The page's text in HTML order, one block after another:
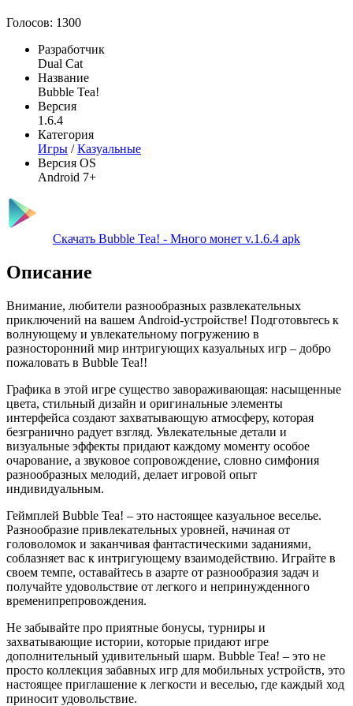
Голосов: 1300
Разработчик
Dual Cat
Название
Bubble Tea!
Версия
1.6.4
Категория
Игры /Казуальные
Версия OS
Android 7+
Скачать Bubble Tea! - Много монет v.1.6.4 apk
Описание
Внимание, любители разнообразных развлекательных
приключений на вашем Android-устройстве! Подготовьтесь к
волнующему и увлекательному погружению в
разносторонний мир интригующих казуальных игр – добро
пожаловать в Bubble Tea!!
Графика в этой игре существо завораживающая: насыщенные
цвета, стильный дизайн и оригинальные элементы
интерфейса создают захватывающую атмосферу, которая
безгранично радует взгляд. Увлекательные детали и
визуальные эффекты придают каждому моменту особое
очарование, а звуковое сопровождение, словно симфония
разнообразных мелодий, делает игровой опыт
индивидуальным.
Геймплей Bubble Tea! – это настоящее казуальное веселье.
Разнообразие привлекательных уровней, начиная от
головоломок и заканчивая фантастическими заданиями,
соблазняет вас к интригующему взаимодействию. Играйте в
своем темпе, оставайтесь в азарте от разнообразия задач и
получайте удовольствие от легкого и непринужденного
временипрепровождения.
Не забывайте про приятные бонусы, турниры и
захватывающие истории, которые придают игре
дополнительный удивительный шарм. Bubble Tea! – это не
просто коллекция забавных игр для мобильных устройств, это
настоящее приглашение к легкости и веселью, где каждый ход
приносит удовольствие.